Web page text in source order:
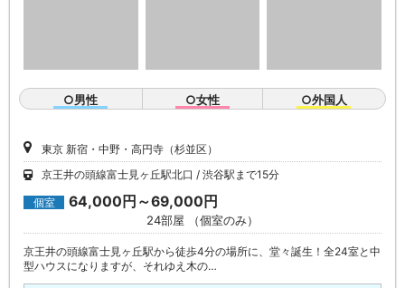
○男性 ○女性 ○外国人
東京 新宿・中野・高円寺（杉並区）
京王井の頭線富士見ヶ丘駅北口
渋谷駅まで15分
個室 64,000円～69,000円
24部屋 （個室のみ）
京王井の頭線富士見ヶ丘駅から徒歩4分の場所に、堂々誕生！全24室と中
型ハウスになりますが、それゆえ木の…